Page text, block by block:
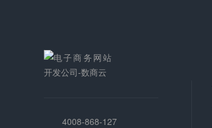
4008-868-127